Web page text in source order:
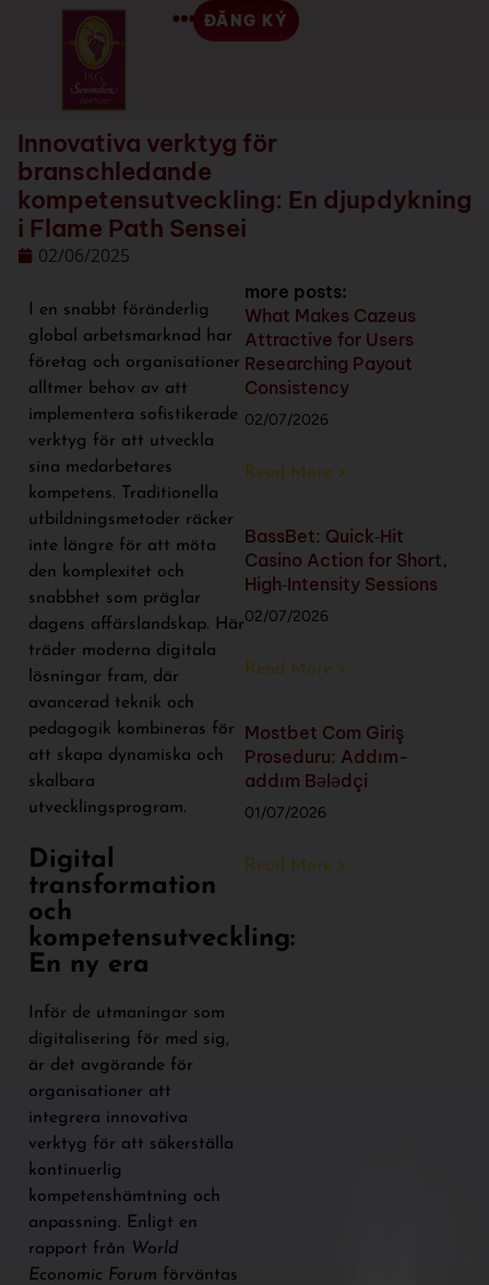
ĐĂNG KÝ
Innovativa verktyg för
branschledande
kompetensutveckling: En djupdykning
i Flame Path Sensei
02/06/2025
I en snabbt föränderlig
global arbetsmarknad har
företag och organisationer
alltmer behov av att
implementera sofistikerade
verktyg för att utveckla
sina medarbetares
kompetens. Traditionella
utbildningsmetoder räcker
inte längre för att möta
den komplexitet och
snabbhet som präglar
dagens affärslandskap. Här
träder moderna digitala
lösningar fram, där
avancerad teknik och
pedagogik kombineras för
att skapa dynamiska och
skalbara
utvecklingsprogram.
Digital
transformation
och
kompetensutveckling:
En ny era
Inför de utmaningar som
digitalisering för med sig,
är det avgörande för
organisationer att
integrera innovativa
verktyg för att säkerställa
kontinuerlig
kompetenshämtning och
anpassning. Enligt en
rapport från World
Economic Forum förväntas
more posts:
What Makes Cazeus
Attractive for Users
Researching Payout
Consistency
02/07/2026
Read More >
BassBet: Quick‑Hit
Casino Action for Short,
High‑Intensity Sessions
02/07/2026
Read More >
Mostbet Com Giriş
Proseduru: Addım-
addım Bələdçi
01/07/2026
Read More >